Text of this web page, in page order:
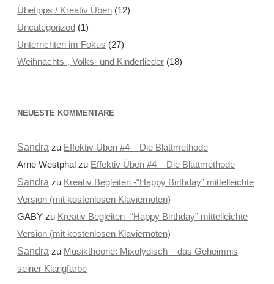
Übetipps / Kreativ Üben(12)
Uncategorized(1)
Unterrichten im Fokus (27)
Weihnachts-, Volks- und Kinderlieder(18)
NEUESTE KOMMENTARE
Sandra zu Effektiv Üben #4 – Die Blattmethode
Arne Westphalzu Effektiv Üben #4 – Die Blattmethode
Sandra zu Kreativ Begleiten -“Happy Birthday” mittelleichte
Version (mit kostenlosen Klaviernoten)
GABYzu Kreativ Begleiten -“Happy Birthday” mittelleichte
Version (mit kostenlosen Klaviernoten)
Sandra zu Musiktheorie: Mixolydisch – das Geheimnis
seiner Klangfarbe